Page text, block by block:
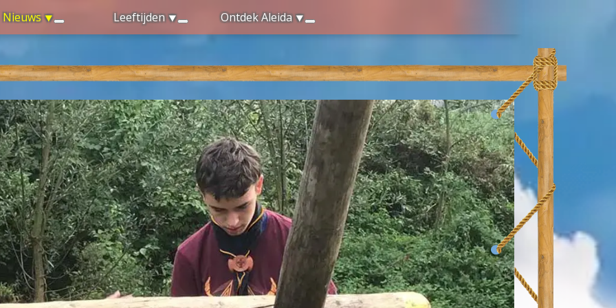
Nieuws Leeftijden Ontdek Aleida